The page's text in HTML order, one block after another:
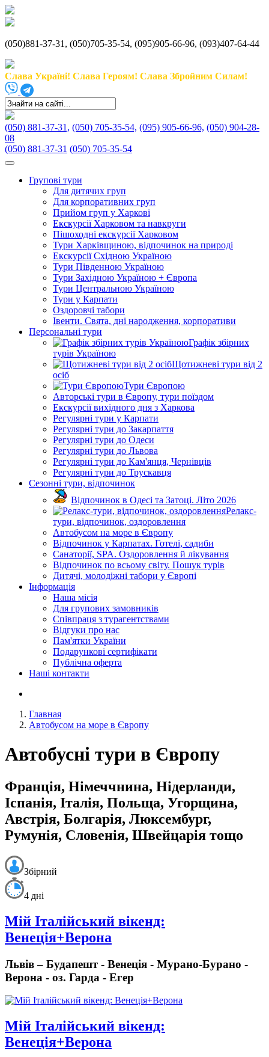
(050)881-37-31, (050)705-35-54, (095)905-66-96, (093)407-64-44
Слава Україні! Слава Героям! Слава Збройним Силам!
(050) 881-37-31, (050) 705-35-54, (095) 905-66-96, (050) 904-28-
08
(050) 881-37-31 (050) 705-35-54
Групові тури
Для дитячих груп
Для корпоративних груп
Прийом груп у Харкові
Екскурсії Харковом та навкруги
Пішоходні екскурсії Харковом
Тури Харківщиною, відпочинок на природі
Екскурсії Східною Україною
Тури Південною Україною
Тури Західною Україною + Європа
Тури Центральною Україною
Тури у Карпати
Оздоровчі табори
Івенти. Свята, дні народження, корпоративи
Персональні тури
Графік збірних
турів Україною
Щотижневі тури від 2
осіб
Тури Європою
Авторські тури в Європу, тури поїздом
Екскурсії вихідного дня з Харкова
Регулярні тури у Карпати
Регулярні тури до Закарпаття
Регулярні тури до Одеси
Регулярні тури до Львова
Регулярні тури до Кам'янця, Чернівців
Регулярні тури до Трускавця
Сезонні тури, відпочинок
Відпочинок в Одесі та Затоці. Літо 2026
Релакс-
тури, відпочинок, оздоровлення
Автобусом на море в Європу
Відпочинок у Карпатах. Готелі, садиби
Санаторії, SPA. Оздоровлення й лікування
Відпочинок по всьому світу. Пошук турів
Дитячі, молодіжні табори у Європі
Інформація
Наша місія
Для групових замовників
Співпраця з турагентствами
Відгуки про нас
Пам'ятки України
Подарункові сертифікати
Публічна оферта
Наші контакти
Главная
Автобусом на море в Європу
Автобусні тури в Європу
Франція, Німеччнина, Нідерланди,
Іспанія, Італія, Польща, Угорщина,
Австрія, Болгарія, Люксембург,
Румунія, Словенія, Швейцарія тощо
Збірний
4 дні
Мій Італійський вікенд:
Венеція+Верона
Львів – Будапешт - Венеція - Мурано-Бурано -
Верона - оз. Гарда - Егер
Мій Італійський вікенд:
Венеція+Верона